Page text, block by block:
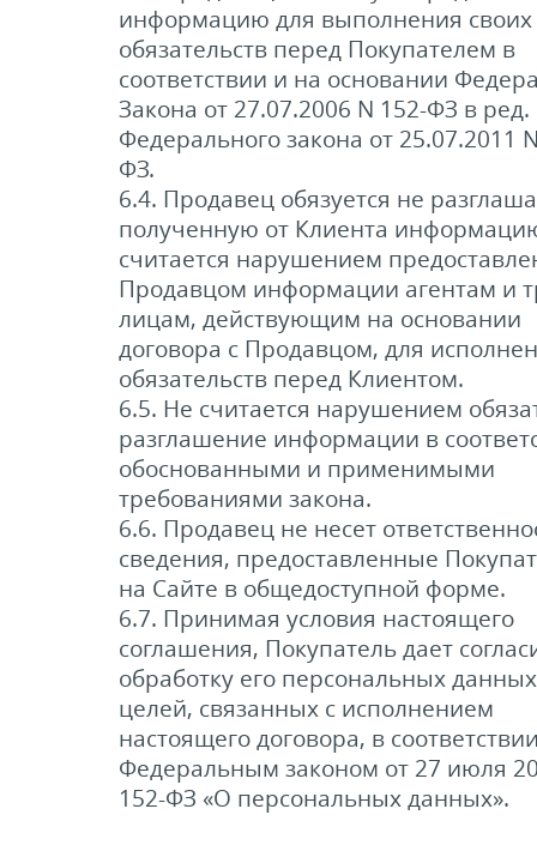
информацию для выполнения своих
обязательств перед Покупателем в
соответствии и на основании
Закона от 27.07.2006 N 152-ФЗ в ред.
Федерального закона от 25.07.2011
ФЗ.
6.4. Продавец обязуется не
полученную от Клиента
считается нарушением
Продавцом информации агентам и
лицам, действующим на основании
договора с Продавцом, для
обязательств перед Клиентом.
6.5. Не считается нарушением
разглашение информации в
обоснованными и применимыми
требованиями закона.
6.6. Продавец не несет
сведения, предоставленные
на Сайте в общедоступной форме.
6.7. Принимая условия настоящего
соглашения, Покупатель дает
обработку его персональных
целей, связанных с исполнением
настоящего договора, в
Федеральным законом от 27 июля
152-ФЗ «О персональных данных».